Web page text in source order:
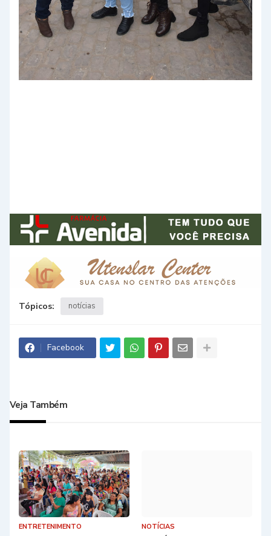
Tópicos: notícias
Facebook
Veja Também
ENTRETENIMENTO NOTÍCIAS